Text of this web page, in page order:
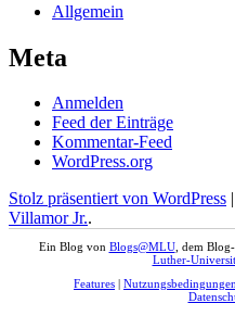
Allgemein
Meta
Anmelden
Feed der Einträge
Kommentar-Feed
WordPress.org
Stolz präsentiert von WordPress
Villamor Jr..
Ein Blog von Blogs@MLU, dem
Luther-
Features